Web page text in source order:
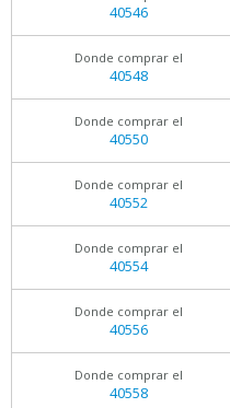
40546
Donde comprar el
40548
Donde comprar el
40550
Donde comprar el
40552
Donde comprar el
40554
Donde comprar el
40556
Donde comprar el
40558